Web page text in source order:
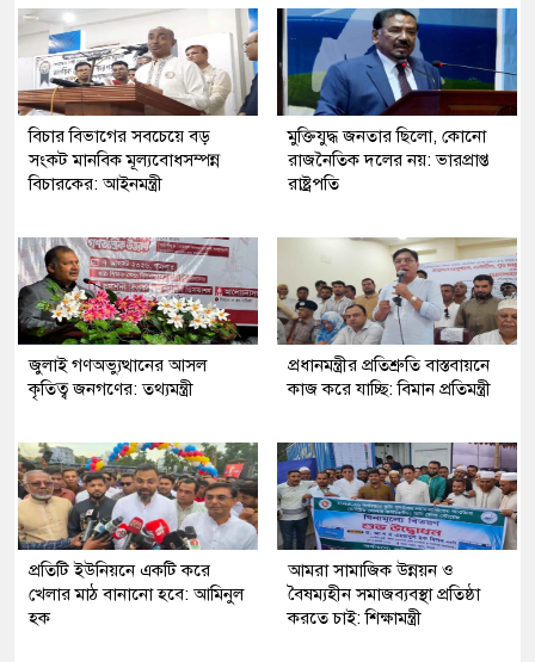
বিচার বিভাগের সবচেয়ে বড়
সংকট মানবিক মূল্যবোধসম্পন্ন
বিচারকের: আইনমন্ত্রী
মুক্তিযুদ্ধ জনতার ছিলো, কোনো
রাজনৈতিক দলের নয়: ভারপ্রাপ্ত
রাষ্ট্রপতি
জুলাই গণঅভ্যুত্থানের আসল
কৃতিত্ব জনগণের: তথ্যমন্ত্রী
প্রধানমন্ত্রীর প্রতিশ্রুতি বাস্তবায়নে
কাজ করে যাচ্ছি: বিমান প্রতিমন্ত্রী
প্রতিটি ইউনিয়নে একটি করে
খেলার মাঠ বানানো হবে: আমিনুল
হক
আমরা সামাজিক উন্নয়ন ও
বৈষম্যহীন সমাজব্যবস্থা প্রতিষ্ঠা
করতে চাই: শিক্ষামন্ত্রী